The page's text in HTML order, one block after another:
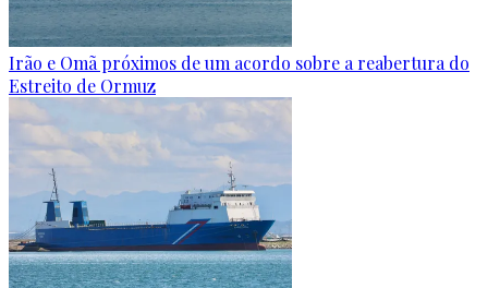
Irão e Omã próximos de um acordo sobre a reabertura do
Estreito de Ormuz